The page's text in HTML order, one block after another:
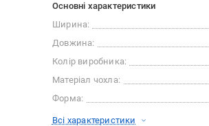
Основні характеристики
Ширина:
Довжина:
Колір виробника:
Матеріал чохла:
Форма:
Всі характеристики